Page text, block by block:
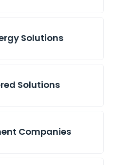
Solutions
Solutions
Companies